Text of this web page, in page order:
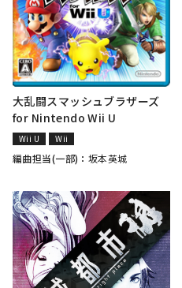
大乱闘スマッシュブラザーズ
for Nintendo Wii U
Wii U Wii
編曲担当(一部)： 坂本英城